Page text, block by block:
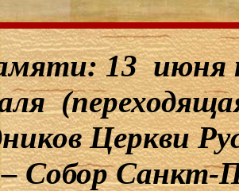
13 июня
Церкви
– Собор Санкт-